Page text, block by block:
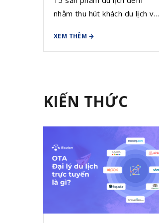
nhằm thu hút khách du lịch với
Điểm chạm của những xúc
cảm”.
XEM THÊM
KIẾN THỨC